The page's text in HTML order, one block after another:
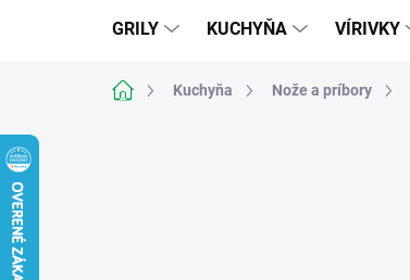
GRILY KUCHYŇA VÍRIVKY
DomovKuchyňa Nože a príbory